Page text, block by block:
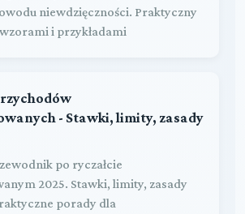
niewdzięczności. Praktyczny
i przykładami
- Stawki, limity, zasady
po ryczałcie
2025. Stawki, limity, zasady
porady dla